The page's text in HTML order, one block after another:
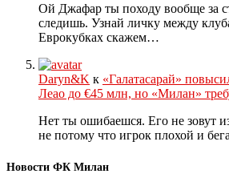
Ой Джафар ты походу вообще за
следишь. Узнай личку между
Еврокубках скажем…
Daryn&K к «Галатасарай»
Леао до €45 млн, но «Милан»
Нет ты ошибаешся. Его не зовут
не потому что игрок плохой и
Новости ФК Милан